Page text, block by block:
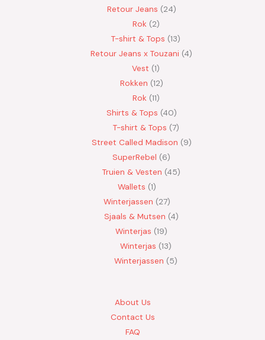
Retour Jeans 24
Rok 2
T-shirt & Tops 13
Retour Jeans x Touzani 4
Vest 1
Rokken 12
Rok 11
Shirts & Tops 40
T-shirt & Tops 7
Street Called Madison 9
SuperRebel
6
Truien & Vesten 45
Wallets 1
Winterjassen
27
Sjaals & Mutsen 4
Winterjas 19
Winterjas 13
Winterjassen
5
About Us
Contact Us
FAQ